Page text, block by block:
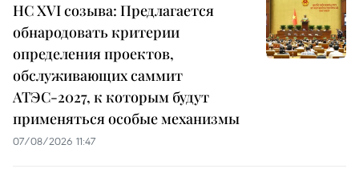
НС XVI созыва: Предлагается
обнародовать критерии
определения проектов,
обслуживающих саммит
АТЭС-2027, к которым будут
применяться особые механизмы
07/08/2026 11:47